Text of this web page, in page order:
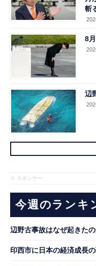
斬
8
辺
※ スポンサー
今週のランキ
辺野古事故はなぜ起きたの
印西市に日本の経済成長